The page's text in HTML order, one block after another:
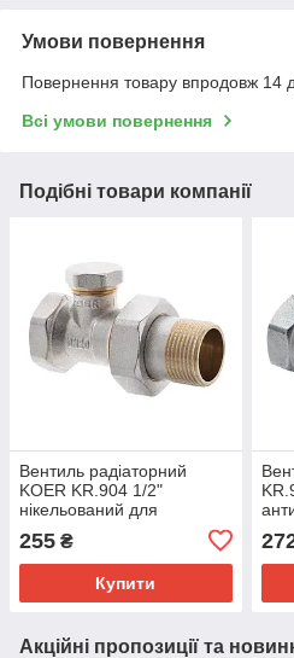
Умови повернення
Повернення товару впродовж 14
Всі умови повернення
Подібні товари компанії
Вентиль радіаторний
KOER KR.904 1/2"
нікельований для
(KR0005)
255 ₴
Купити
Акційні пропозиції та